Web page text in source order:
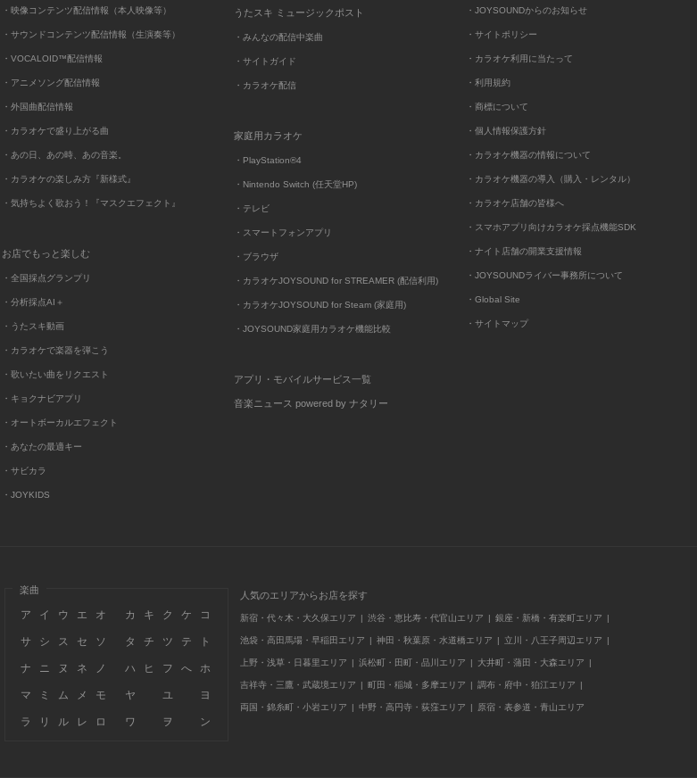
・映像コンテンツ配信情報（本人映像等）
・サウンドコンテンツ配信情報（生演奏等）
・VOCALOID™配信情報
・アニメソング配信情報
・外国曲配信情報
・カラオケで盛り上がる曲
・あの日、あの時、あの音楽。
・カラオケの楽しみ方『新様式』
・気持ちよく歌おう！『マスクエフェクト』
お店でもっと楽しむ
・全国採点グランプリ
・分析採点AI＋
・うたスキ動画
・カラオケで楽器を弾こう
・歌いたい曲をリクエスト
・キョクナビアプリ
・オートボーカルエフェクト
・あなたの最適キー
・サビカラ
・JOYKIDS
うたスキ ミュージックポスト
・みんなの配信中楽曲
・サイトガイド
・カラオケ配信
家庭用カラオケ
・PlayStation®4
・Nintendo Switch (任天堂HP)
・テレビ
・スマートフォンアプリ
・ブラウザ
・カラオケJOYSOUND for STREAMER (配信利用)
・カラオケJOYSOUND for Steam (家庭用)
・JOYSOUND家庭用カラオケ機能比較
アプリ・モバイルサービス一覧
音楽ニュース powered by ナタリー
・JOYSOUNDからのお知らせ
・サイトポリシー
・カラオケ利用に当たって
・利用規約
・商標について
・個人情報保護方針
・カラオケ機器の情報について
・カラオケ機器の導入（購入・レンタル）
・カラオケ店舗の皆様へ
・スマホアプリ向けカラオケ採点機能SDK
・ナイト店舗の開業支援情報
・JOYSOUNDライバー事務所について
・Global Site
・サイトマップ
楽曲
ア イ ウ エ オ カ キ ク ケ コ
サ シ ス セ ソ タ チ ツ テ ト
ナ ニ ヌ ネ ノ ハ ヒ フ へ ホ
マ ミ ム メ モ ヤ ユ ヨ
ラ リ ル レ ロ ワ ヲ ン
人気のエリアからお店を探す
新宿・代々木・大久保エリア 渋谷・恵比寿・代官山エリア 銀座・新橋・有楽町エリア
池袋・高田馬場・早稲田エリア 神田・秋葉原・水道橋エリア 立川・八王子周辺エリア
上野・浅草・日暮里エリア 浜松町・田町・品川エリア 大井町・蒲田・大森エリア
吉祥寺・三鷹・武蔵境エリア 町田・稲城・多摩エリア 調布・府中・狛江エリア
両国・錦糸町・小岩エリア 中野・高円寺・荻窪エリア 原宿・表参道・青山エリア